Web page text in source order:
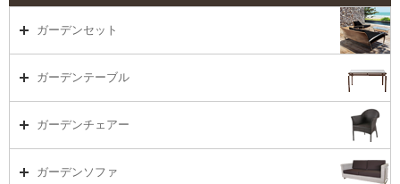
ガーデンセット
ガーデンセット（海外在庫）
ガーデンテーブル
ガーデンテーブルTOP
ガーデンチェアー
ガーデンチェアーTOP
ガーデンソファ